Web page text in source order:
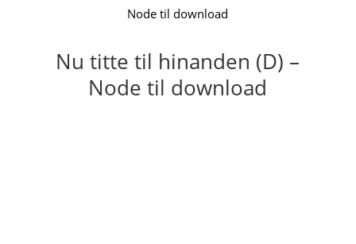
Node til download
Nu titte til hinanden (D) –
Node til download